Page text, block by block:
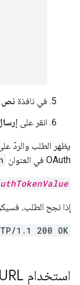
في نافذة نص
انقر على
يظهر الطلب والردّ
OAuth في العنوان
إذا نجح الطلب،
1.1 200 OK
استخدام c URL للوصول إلى Fit REST API